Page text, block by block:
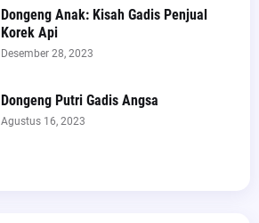
Dongeng Anak: Kisah Gadis Penjual
Korek Api
Desember 28, 2023
Dongeng Putri Gadis Angsa
Agustus 16, 2023